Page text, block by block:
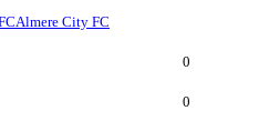
Almere City FC
0
0